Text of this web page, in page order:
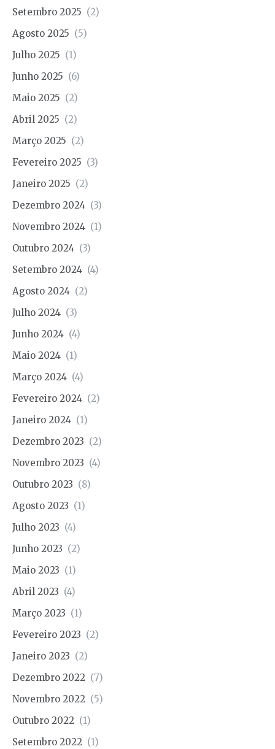
Setembro 2025 (2)
Agosto 2025 (5)
Julho 2025 (1)
Junho 2025 (6)
Maio 2025 (2)
Abril 2025 (2)
Março 2025 (2)
Fevereiro 2025 (3)
Janeiro 2025 (2)
Dezembro 2024 (3)
Novembro 2024 (1)
Outubro 2024 (3)
Setembro 2024 (4)
Agosto 2024 (2)
Julho 2024 (3)
Junho 2024 (4)
Maio 2024 (1)
Março 2024 (4)
Fevereiro 2024 (2)
Janeiro 2024 (1)
Dezembro 2023 (2)
Novembro 2023 (4)
Outubro 2023 (8)
Agosto 2023 (1)
Julho 2023 (4)
Junho 2023 (2)
Maio 2023 (1)
Abril 2023 (4)
Março 2023 (1)
Fevereiro 2023 (2)
Janeiro 2023 (2)
Dezembro 2022 (7)
Novembro 2022 (5)
Outubro 2022 (1)
Setembro 2022 (1)